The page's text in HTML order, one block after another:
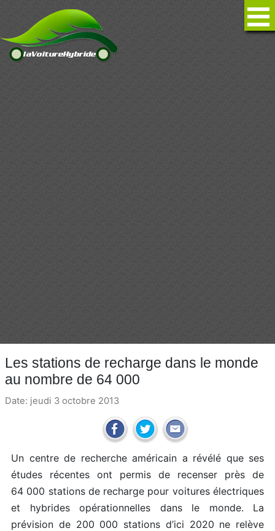
Les stations de recharge dans le monde
au nombre de 64 000
Date: jeudi 3 octobre 2013
Un centre de recherche américain a révélé que ses
études récentes ont permis de recenser près de
64 000 stations de recharge pour voitures électriques
et hybrides opérationnelles dans le monde. La
prévision de 200 000 stations d’ici 2020 ne relève